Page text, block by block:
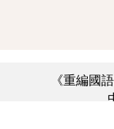
《重編國